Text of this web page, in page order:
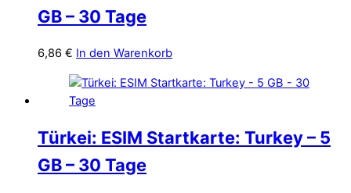
GB – 30 Tage
6,86 € In den Warenkorb
Türkei: ESIM Startkarte: Turkey – 5
GB – 30 Tage